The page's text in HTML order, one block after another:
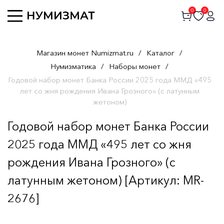
0 0
Магазин монет Numizmat.ru / Каталог /
Нумизматика / Наборы монет /
Годовой набор монет Банка России 2025 года ММД «495
лет со жня рождения Ивана Грозного» (с латунным
жетоном)
Годовой набор монет Банка России
2025 года ММД «495 лет со жня
рождения Ивана Грозного» (с
латунным жетоном) [Артикул: MR-
2676]